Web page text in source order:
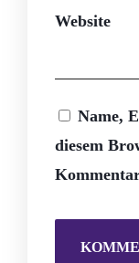
Website
Name,
diesem